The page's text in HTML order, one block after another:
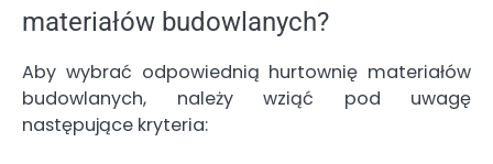
materiałów budowlanych?
Aby wybrać odpowiednią hurtownię materiałów
budowlanych, należy wziąć pod uwagę
następujące kryteria: